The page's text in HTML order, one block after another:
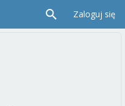
Zaloguj się